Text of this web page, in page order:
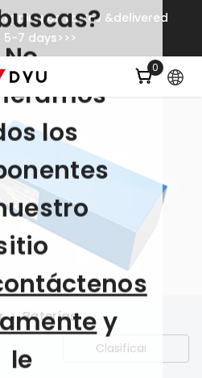
on Ebikes &delivered
7 days>>>
00
item
No
los
y
le
Baterías
Clasificar